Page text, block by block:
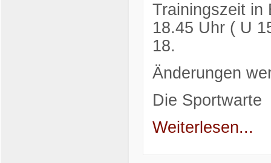
Trainingszeit in
18.45 Uhr ( U
18.
Änderungen
Die Sportwarte
Weiterlesen...